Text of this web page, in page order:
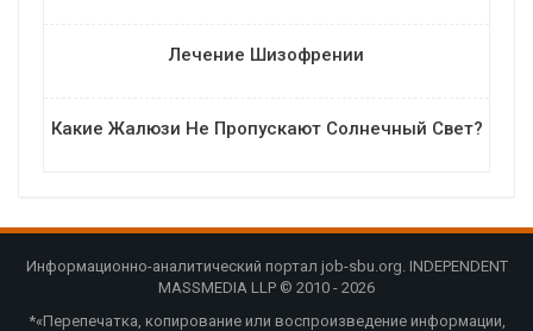
Лечение Шизофрении
Какие Жалюзи Не Пропускают Солнечный Свет?
Информационно-аналитический портал job-sbu.org. INDEPENDENT
MASSMEDIA LLP © 2010 - 2026
*«Перепечатка, копирование или воспроизведение информации,